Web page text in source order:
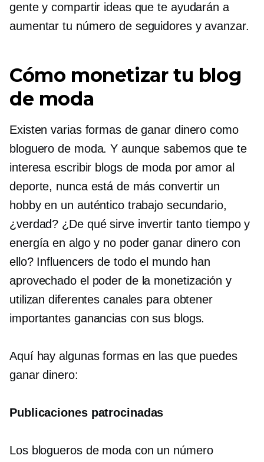
gente y compartir ideas que te ayudarán a
aumentar tu número de seguidores y avanzar.
Cómo monetizar tu blog
de moda
Existen varias formas de ganar dinero como
bloguero de moda. Y aunque sabemos que te
interesa escribir blogs de moda por amor al
deporte, nunca está de más convertir un
hobby en un auténtico trabajo secundario,
¿verdad? ¿De qué sirve invertir tanto tiempo y
energía en algo y no poder ganar dinero con
ello? Influencers de todo el mundo han
aprovechado el poder de la monetización y
utilizan diferentes canales para obtener
importantes ganancias con sus blogs.
Aquí hay algunas formas en las que puedes
ganar dinero:
Publicaciones patrocinadas
Los blogueros de moda con un número